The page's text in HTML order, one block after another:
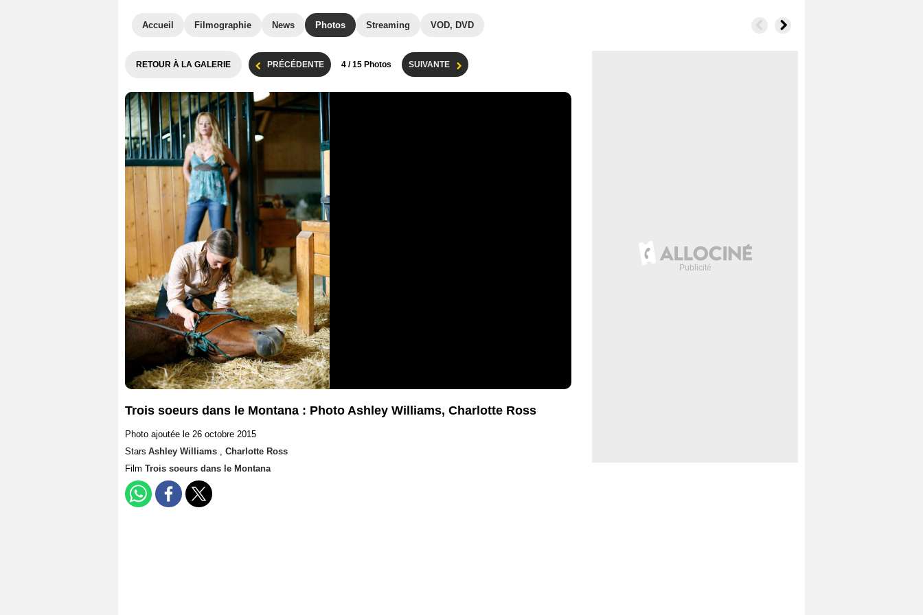
Accueil Filmographie News Photos Streaming VOD, DVD
RETOUR À LA GALERIE PRÉCÉDENTE 4 / 15 Photos SUIVANTE
Trois soeurs dans le Montana : Photo Ashley Williams, Charlotte Ross
Photo ajoutée le 26 octobre 2015
Stars Ashley Williams , Charlotte Ross
Film Trois soeurs dans le Montana